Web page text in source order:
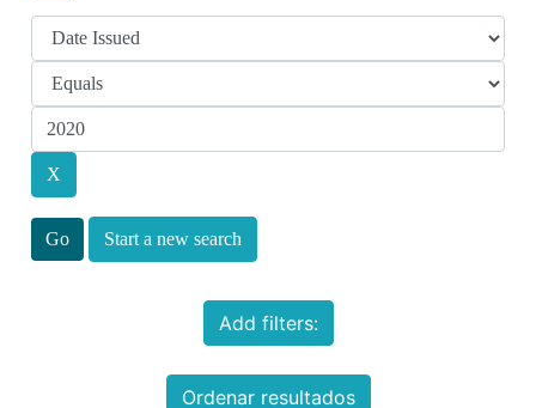
Start a new search
Add filters:
Ordenar resultados